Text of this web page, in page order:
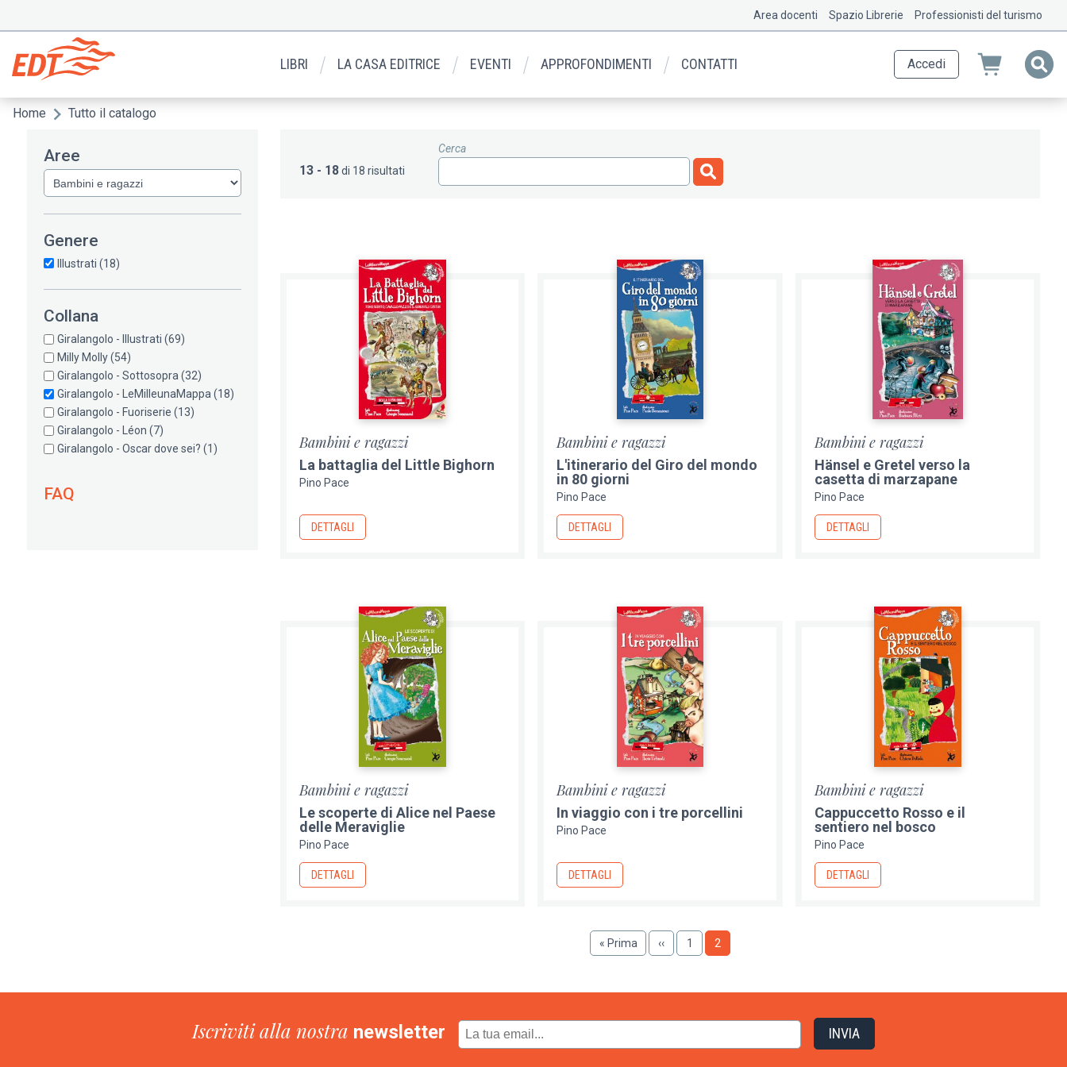
contenuto
principale
Menu
secondario
Area docenti Spazio Librerie Professionisti del turismo
LIBRI LA CASA EDITRICE EVENTI APPROFONDIMENTI CONTATTI Accedi
Briciole
pane
Home Tutto il catalogo
Aree
Genere
Illustrati (18)
Collana
Giralangolo - Illustrati (69)
Milly Molly(54)
Giralangolo - Sottosopra (32)
Giralangolo - LeMilleunaMappa (18)
Giralangolo - Fuoriserie (13)
Giralangolo - Léon (7)
Giralangolo - Oscar dove sei? (1)
FAQ
13 - 18di 18 risultati
Cerca
Bambini e ragazzi
La battaglia del Little Bighorn
Pino Pace
DETTAGLI
Bambini e ragazzi
L'itinerario del Giro del mondo
in 80 giorni
Pino Pace
DETTAGLI
Bambini e ragazzi
Hänsel e Gretel verso la
casetta di marzapane
Pino Pace
DETTAGLI
Bambini e ragazzi
Le scoperte di Alice nel Paese
delle Meraviglie
Pino Pace
DETTAGLI
Bambini e ragazzi
In viaggio con i tre porcellini
Pino Pace
DETTAGLI
Bambini e ragazzi
Cappuccetto Rosso e il
sentiero nel bosco
Pino Pace
DETTAGLI
Prima
pagina
« Prima
Pagina
precedente
‹‹ Pagina
1 Pagina
2
Iscriviti alla nostra newsletter